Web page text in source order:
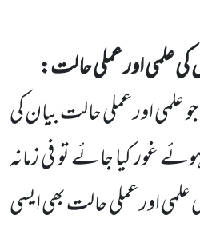
کی علمی اور عملی حالت:
علمی اور عملی حالت بیان کی
غور کیا جائے تو فی زمانہ
علمی اور عملی حالت بھی ایسی